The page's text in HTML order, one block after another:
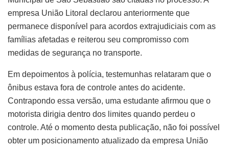
empresa União Litoral declarou anteriormente que
permanece disponível para acordos extrajudiciais com as
famílias afetadas e reiterou seu compromisso com
medidas de segurança no transporte.
Em depoimentos à polícia, testemunhas relataram que o
ônibus estava fora de controle antes do acidente.
Contrapondo essa versão, uma estudante afirmou que o
motorista dirigia dentro dos limites quando perdeu o
controle. Até o momento desta publicação, não foi possível
obter um posicionamento atualizado da empresa União